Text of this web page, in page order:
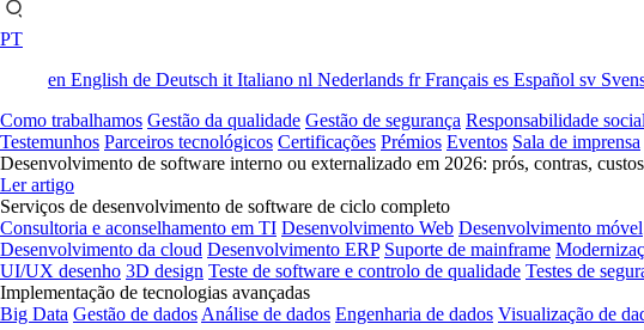
PT
en English de Deutsch it Italiano nl Nederlands frFrançais es Español sv
Como trabalhamos Gestão da qualidade Gestão de segurança Responsabilidade
Testemunhos Parceiros tecnológicos Certificações Prémios Eventos Sala de imprensa
Desenvolvimento de software interno ou externalizado em 2026: prós, contras,
Ler artigo
Serviços de desenvolvimento de software de ciclo completo
Consultoria e aconselhamento em TI Desenvolvimento Web Desenvolvimento móvel
Desenvolvimento da cloud Desenvolvimento ERP Suporte de mainframe
UI/UX desenho 3D design Teste de software e controlo de qualidade Testes de
Implementação de tecnologias avançadas
Big Data Gestão de dados Análise de dados Engenharia de dados Visualização de